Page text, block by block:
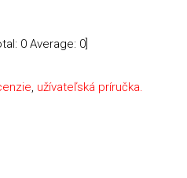
0 Average: 0
, užívateľská príručka.